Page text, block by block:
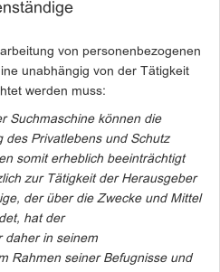
von personenbezogenen
unabhängig von der Tätigkeit
werden muss:
Suchmaschine können die
des Privatlebens und Schutz
somit erheblich beeinträchtigt
zur Tätigkeit der Herausgeber
der über die Zwecke und Mittel
hat der
daher in seinem
Rahmen seiner Befugnisse und